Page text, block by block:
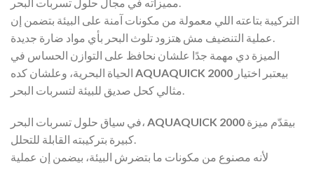
التركيبة بتاعته اللي معمولة من مكونات آمنة على البيئة بتضمن إن
الميزة دي مهمة جدًا علشان نحافظ على التوازن الحساس في
AQUAQUICK 2000
في سياق حلول تسربات البحر، AQUAQUICK 2000
كبيرة بتركيبته القابلة للتحلل.
لأنه مصنوع من مكونات ما بتضرش البيئة، بيضمن إن عملية